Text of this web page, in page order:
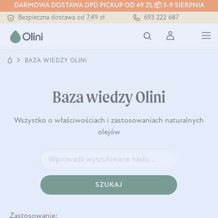
DARMOWA DOSTAWA DPD PICKUP OD 49 ZŁ 📦 3-9 SIERPNIA
Bezpieczna dostawa od 7,49 zł
Darmowa dostawa od 199 zł
Tłoczony zawsze na zimno
693 222 687
BAZA WIEDZY OLINI
Baza wiedzy Olini
Wszystko o właściwościach i zastosowaniach naturalnych
olejów
SZUKAJ
Zastosowanie: